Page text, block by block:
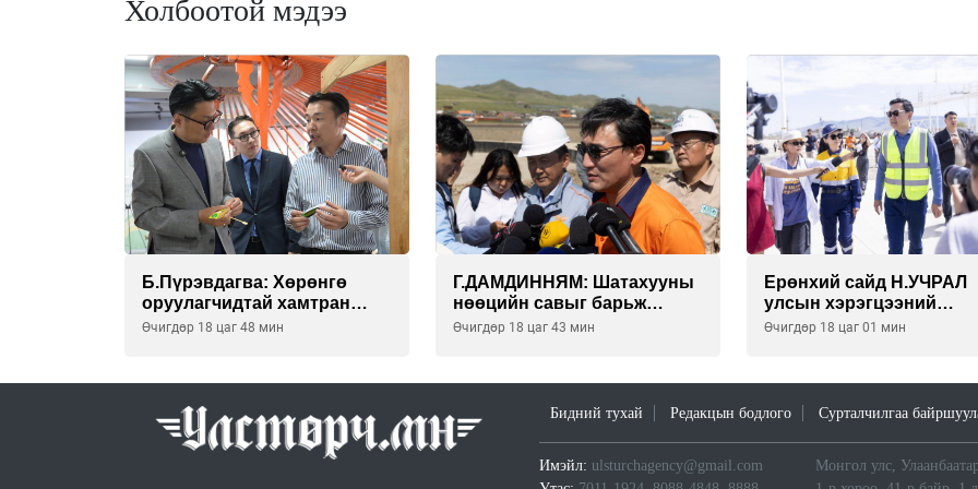
Холбоотой мэдээ
Б.Пүрэвдагва: Хөрөнгө
оруулагчидтай хамтран
хүүхэд залуус, бизнес
захын хорооллуудад
байгуулна
Өчигдөр 18 цаг 48 мин
Г.ДАМДИННЯМ: Шатахууны
нөөцийн савыг барьж
байгуулснаар УЛСЫН
Өчигдөр 18 цаг 43 мин
Ерөнхий сайд Н.УЧРАЛ
улсын хэрэгцээний
БЕНЗИН НӨӨЦЛӨХ
Өчигдөр 18 цаг 01 мин
Бидний тухай Редакцын бодлого Сурталчилгаа
Имэйл: ulsturchagency@gmail.com
Монгол улс,